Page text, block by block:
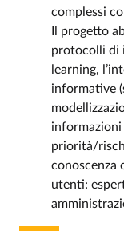
complessi
Il progetto
protocolli di
learning,
informative
priorità/
conoscenza
utenti: